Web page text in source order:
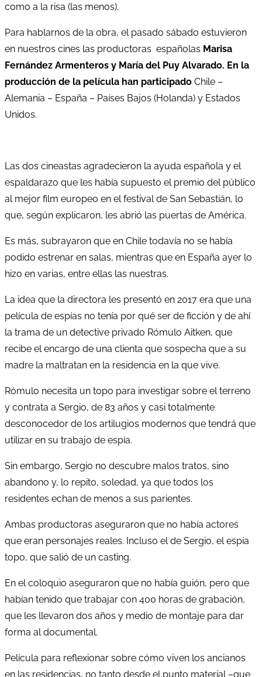
como a la risa (las menos).
Para hablarnos de la obra, el pasado sábado estuvieron
en nuestros cines las productoras españolas Marisa
Fernández Armenteros y María del Puy Alvarado. En la
producción de la película han participado Chile –
Alemania – España – Países Bajos (Holanda) y Estados
Unidos.
Las dos cineastas agradecieron la ayuda española y el
espaldarazo que les había supuesto el premio del público
al mejor film europeo en el festival de San Sebastián, lo
que, según explicaron, les abrió las puertas de América.
Es más, subrayaron que en Chile todavía no se había
podido estrenar en salas, mientras que en España ayer lo
hizo en varias, entre ellas las nuestras.
La idea que la directora les presentó en 2017 era que una
película de espías no tenía por qué ser de ficción y de ahí
la trama de un detective privado Rómulo Aitken, que
recibe el encargo de una clienta que sospecha que a su
madre la maltratan en la residencia en la que vive.
Rómulo necesita un topo para investigar sobre el terreno
y contrata a Sergio, de 83 años y casi totalmente
desconocedor de los artilugios modernos que tendrá que
utilizar en su trabajo de espía.
Sin embargo, Sergio no descubre malos tratos, sino
abandono y, lo repito, soledad, ya que todos los
residentes echan de menos a sus parientes.
Ambas productoras aseguraron que no había actores
que eran personajes reales. Incluso el de Sergio, el espía
topo, que salió de un casting.
En el coloquio aseguraron que no había guión, pero que
habían tenido que trabajar con 400 horas de grabación,
que les llevaron dos años y medio de montaje para dar
forma al documental.
Película para reflexionar sobre cómo viven los ancianos
en las residencias, no tanto desde el punto material –que